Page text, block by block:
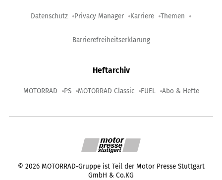
Datenschutz Privacy Manager Karriere Themen
Barrierefreiheitserklärung
Heftarchiv
MOTORRAD PS MOTORRAD Classic FUEL Abo & Hefte
© 2026 MOTORRAD-Gruppe ist Teil der Motor Presse Stuttgart
GmbH & Co.KG